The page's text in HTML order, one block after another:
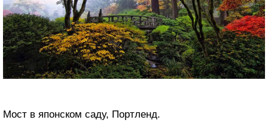
Мост в японском саду, Портленд.